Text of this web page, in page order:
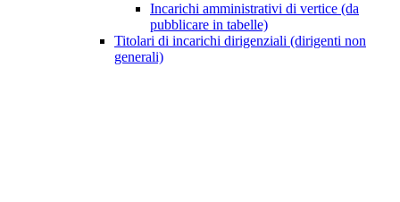
Incarichi amministrativi di vertice (da
pubblicare in tabelle)
Titolari di incarichi dirigenziali (dirigenti non
generali)